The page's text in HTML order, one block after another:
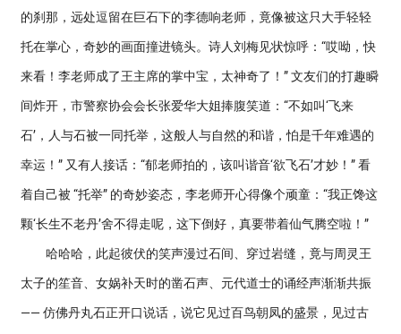
的刹那，远处逗留在巨石下的李德响老师，竟像被这只大手轻轻
托在掌心，奇妙的画面撞进镜头。诗人刘梅见状惊呼：“哎呦，快
来看！李老师成了王主席的掌中宝，太神奇了！” 文友们的打趣瞬
间炸开，市警察协会会长张爱华大姐捧腹笑道：“不如叫‘飞来
石’，人与石被一同托举，这般人与自然的和谐，怕是千年难遇的
幸运！” 又有人接话：“郁老师拍的，该叫谐音‘欲飞石’才妙！” 看
着自己被 “托举” 的奇妙姿态，李老师开心得像个顽童：“我正馋这
颗‘长生不老丹’舍不得走呢，这下倒好，真要带着仙气腾空啦！”
哈哈哈，此起彼伏的笑声漫过石间、穿过岩缝，竟与周灵王
太子的笙音、女娲补天时的凿石声、元代道士的诵经声渐渐共振
—— 仿佛丹丸石正开口说话，说它见过百鸟朝凤的盛景，见过古